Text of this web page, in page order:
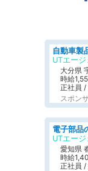
大分県
時給
正社員 /
スポン
UTエー
愛知県
時給
正社員 /